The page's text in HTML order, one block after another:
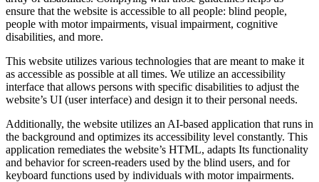
ensure that the website is accessible to all people: blind people,
people with motor impairments, visual impairment, cognitive
disabilities, and more.
This website utilizes various technologies that are meant to make it
as accessible as possible at all times. We utilize an accessibility
interface that allows persons with specific disabilities to adjust the
website’s UI (user interface) and design it to their personal needs.
Additionally, the website utilizes an AI-based application that runs in
the background and optimizes its accessibility level constantly. This
application remediates the website’s HTML, adapts Its functionality
and behavior for screen-readers used by the blind users, and for
keyboard functions used by individuals with motor impairments.